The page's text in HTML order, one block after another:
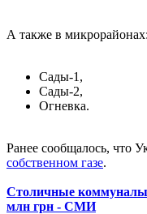
А также в микрорайонах:
Сады-1,
Сады-2,
Огневка.
Ранее сообщалось, что
собственном газе.
Столичные
млн грн - СМИ